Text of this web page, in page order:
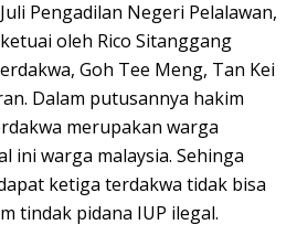
Pengadilan Negeri Pelalawan,
oleh Rico Sitanggang
Goh Tee Meng, Tan Kei
Dalam putusannya hakim
merupakan warga
ini warga malaysia. Sehinga
ketiga terdakwa tidak bisa
tindak pidana IUP ilegal.